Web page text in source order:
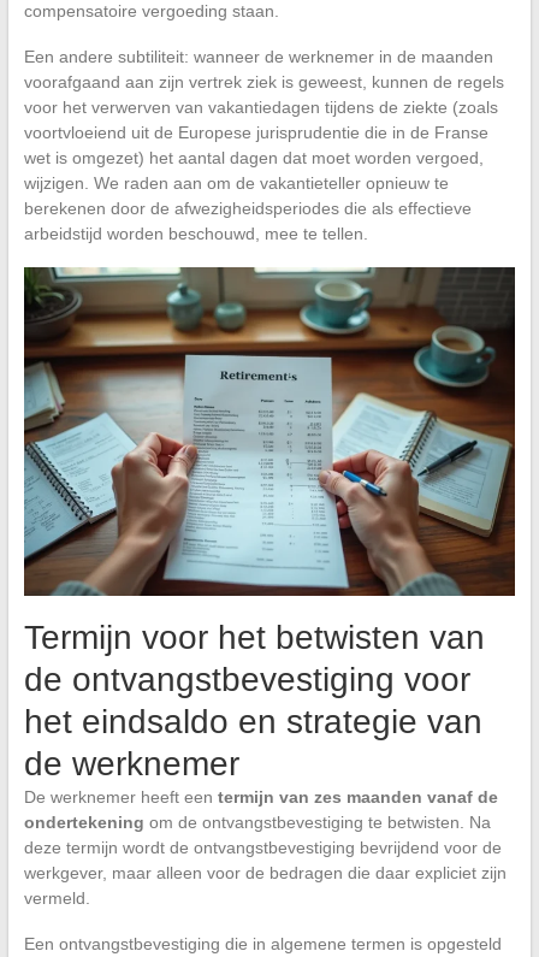
compensatoire vergoeding staan.
Een andere subtiliteit: wanneer de werknemer in de maanden
voorafgaand aan zijn vertrek ziek is geweest, kunnen de regels
voor het verwerven van vakantiedagen tijdens de ziekte (zoals
voortvloeiend uit de Europese jurisprudentie die in de Franse
wet is omgezet) het aantal dagen dat moet worden vergoed,
wijzigen. We raden aan om de vakantieteller opnieuw te
berekenen door de afwezigheidsperiodes die als effectieve
arbeidstijd worden beschouwd, mee te tellen.
Termijn voor het betwisten van
de ontvangstbevestiging voor
het eindsaldo en strategie van
de werknemer
De werknemer heeft een termijn van zes maanden vanaf de
ondertekening om de ontvangstbevestiging te betwisten. Na
deze termijn wordt de ontvangstbevestiging bevrijdend voor de
werkgever, maar alleen voor de bedragen die daar expliciet zijn
vermeld.
Een ontvangstbevestiging die in algemene termen is opgesteld